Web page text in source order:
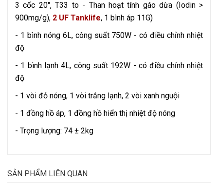
3 cốc 20", T33 to - Than hoạt tính gáo dừa (Iodin >
900mg/g), 2 UF Tanklife, 1 bình áp 11G)
- 1 bình nóng 6L, công suất 750W - có điều chỉnh nhiệt
độ
- 1 bình lạnh 4L, công suất 192W - có điều chỉnh nhiệt
độ
- 1 vòi đỏ nóng, 1 vòi trắng lạnh, 2 vòi xanh nguội
- 1 đồng hồ áp, 1 đồng hồ hiển thị nhiệt độ nóng
- Trọng lượng: 74 ± 2kg
SẢN PHẨM LIÊN QUAN